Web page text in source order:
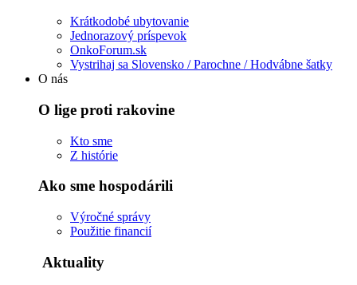
Krátkodobé ubytovanie
Jednorazový príspevok
OnkoForum.sk
Vystrihaj sa Slovensko / Parochne / Hodvábne šatky
O nás
O lige proti rakovine
Kto sme
Z histórie
Ako sme hospodárili
Výročné správy
Použitie financií
Aktuality